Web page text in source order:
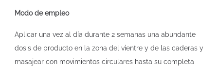
Modo de empleo
Aplicar una vez al día durante 2 semanas una abundante
dosis de producto en la zona del vientre y de las caderas y
masajear con movimientos circulares hasta su completa